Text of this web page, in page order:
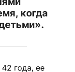
когда
года, ее